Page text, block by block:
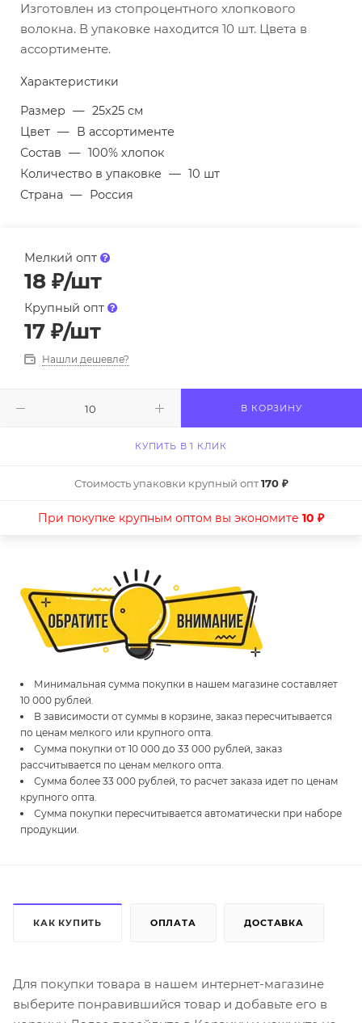
Изготовлен из стопроцентного хлопкового
волокна. В упаковке находится 10 шт. Цвета в
ассортименте.
Характеристики
Размер — 25х25 см
Цвет — В ассортименте
Состав — 100% хлопок
Количество в упаковке — 10 шт
Страна — Россия
Мелкий опт
18 ₽/шт
Крупный опт
17 ₽/шт
Нашли дешевле?
В КОРЗИНУ
КУПИТЬ В 1 КЛИК
Стоимость упаковки крупный опт170 ₽
При покупке крупным оптом вы экономите 10 ₽
Минимальная сумма покупки в нашем магазине составляет
10 000 рублей.
В зависимости от суммы в корзине, заказ пересчитывается
по ценам мелкого или крупного опта.
Сумма покупки от 10 000 до 33 000 рублей, заказ
рассчитывается по ценам мелкого опта.
Сумма более 33 000 рублей, то расчет заказа идет по ценам
крупного опта.
Сумма покупки пересчитывается автоматически при наборе
продукции.
КАК КУПИТЬ ОПЛАТА ДОСТАВКА
Для покупки товара в нашем интернет-магазине
выберите понравившийся товар и добавьте его в